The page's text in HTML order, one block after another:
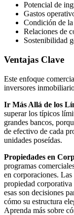
Potencial de
Gastos
Condición de
Relaciones de
Sostenibilidad
Ventajas Clave
Este enfoque
inversores
Ir Más Allá de los
superar los típicos
grandes bancos,
de efectivo de cada
unidades poseídas.
Propiedades en
programas
en corporaciones.
propiedad
esas son decisiones
cómo su estructura
Aprenda más sobre